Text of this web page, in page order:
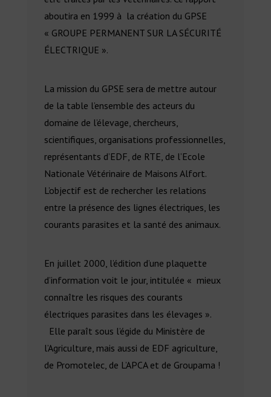
aboutira en 1999 à la création du GPSE
« GROUPE PERMANENT SUR LA SÉCURITÉ
ÉLECTRIQUE ».
La mission du GPSE sera de mettre autour
de la table l’ensemble des acteurs du
domaine de l’élevage, chercheurs,
scientifiques, organisations professionnelles,
représentants d’EDF, de RTE, de l’Ecole
Nationale Vétérinaire de Maisons Alfort.
L’objectif est de rechercher les relations
entre la présence des lignes électriques, les
courants parasites et la santé des animaux.
En juillet 2000, l’édition d’une plaquette
d’information voit le jour, intitulée « mieux
connaître les risques des courants
électriques parasites dans les élevages ».
Elle paraît sous l’égide du Ministère de
l’Agriculture, mais aussi de EDF agriculture,
de Promotelec, de L’APCA et de Groupama !